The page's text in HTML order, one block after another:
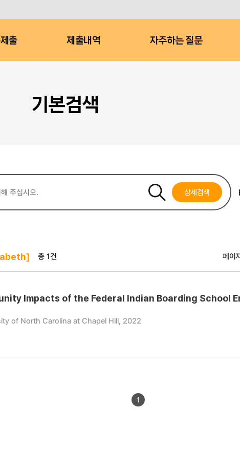
출 제출내역 자주하는 질문
기본검색
상세검색
총 1건
Impacts of the Federal Indian Boarding School
of North Carolina at Chapel Hill, 2022
1